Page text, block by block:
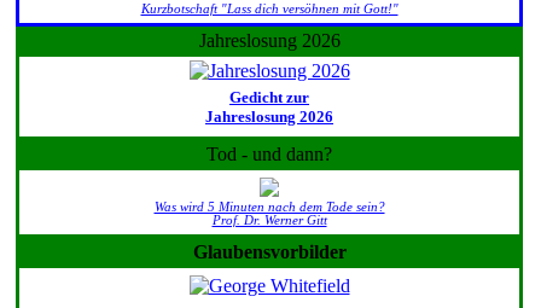
Kurzbotschaft "Lass dich versöhnen mit Gott!"
Jahreslosung 2026
Gedicht zur
Jahreslosung 2026
Tod - und dann?
Was wird 5 Minuten nach dem Tode sein?
Prof. Dr. Werner Gitt
Glaubensvorbilder